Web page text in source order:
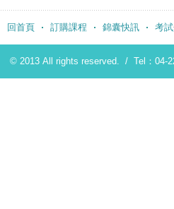
回首頁 訂購課程 錦囊快訊 考
© 2013 All rights reserved. / Tel：04-